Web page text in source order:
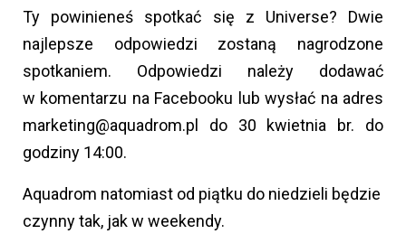
Ty powinieneś spotkać się z Universe? Dwie
najlepsze odpowiedzi zostaną nagrodzone
spotkaniem. Odpowiedzi należy dodawać
w komentarzu na Facebooku lub wysłać na adres
marketing@aquadrom.pl do 30 kwietnia br. do
godziny 14:00.
Aquadrom natomiast od piątku do niedzieli będzie
czynny tak, jak w weekendy.